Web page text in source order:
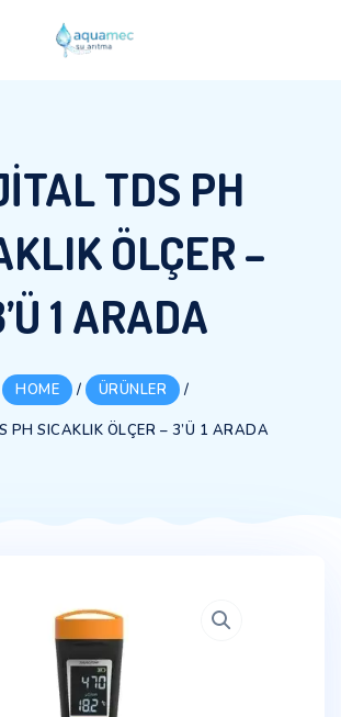
TDS PH
ÖLÇER –
1 ARADA
HOME / ÜRÜNLER /
PH SICAKLIK ÖLÇER – 3’Ü 1 ARADA